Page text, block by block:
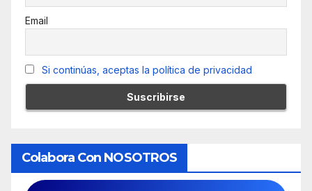
Email
Si continúas, aceptas la política de privacidad
Colabora Con NOSOTROS